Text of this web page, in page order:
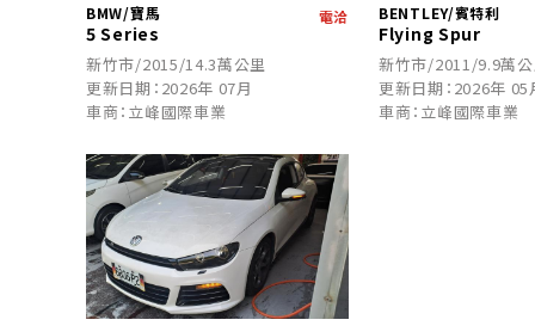
BMW/寶馬
5 Series
電洽
新竹市/2015/14.3萬公里
更新日期：2026年 07月
車商：立峰國際車業
BENTLEY/賓特利
Flying Spur
新竹市/2011/9.9萬
更新日期：2026年 05
車商：立峰國際車業